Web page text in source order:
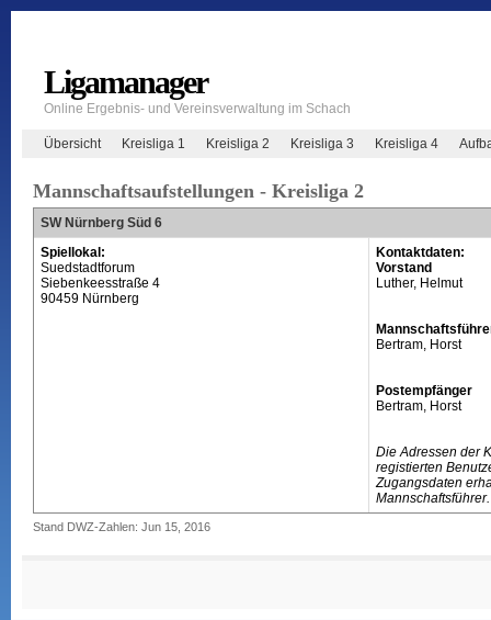
Ligamanager
Online Ergebnis- und Vereinsverwaltung im Schach
Übersicht Kreisliga 1 Kreisliga 2 Kreisliga 3 Kreisliga 4
Mannschaftsaufstellungen - Kreisliga 2
SW Nürnberg Süd 6
Spiellokal:
Suedstadtforum
Siebenkeesstraße 4
90459 Nürnberg
Kontaktdaten:
Vorstand
Luther, Helmut
Bertram, Horst
Postempfänger
Bertram, Horst
Die Adressen der
registierten
Zugangsdaten
Mannschaftsführer.
Stand DWZ-Zahlen: Jun 15, 2016